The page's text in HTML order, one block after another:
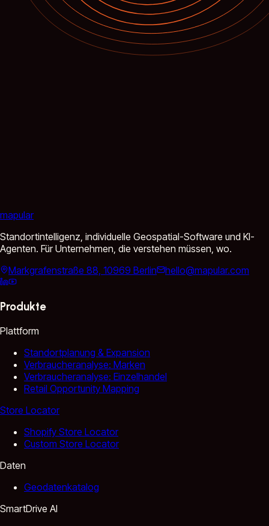
mapular
Standortintelligenz, individuelle Geospatial-Software und KI-
Agenten. Für Unternehmen, die verstehen müssen, wo.
Markgrafenstraße 88, 10969 Berlin
hello@mapular.com
Produkte
Plattform
Standortplanung & Expansion
Verbraucheranalyse: Marken
Verbraucheranalyse: Einzelhandel
Retail Opportunity Mapping
Store Locator
Shopify Store Locator
Custom Store Locator
Daten
Geodatenkatalog
SmartDrive AI